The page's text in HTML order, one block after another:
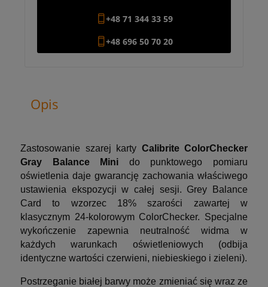
+48 71 344 33 59
+48 696 50 70 20
Opis
Zastosowanie szarej karty Calibrite ColorChecker
Gray Balance Mini do punktowego pomiaru
oświetlenia daje gwarancję zachowania właściwego
ustawienia ekspozycji w całej sesji. Grey Balance
Card to wzorzec 18% szarości zawartej w
klasycznym 24-kolorowym ColorChecker. Specjalne
wykończenie zapewnia neutralność widma w
każdych warunkach oświetleniowych (odbija
identyczne wartości czerwieni, niebieskiego i zieleni).
Postrzeganie białej barwy może zmieniać się wraz ze